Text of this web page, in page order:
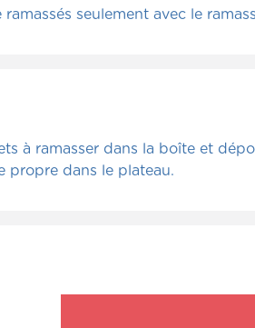
seulement avec le
à ramasser dans la boîte et
propre dans le plateau.